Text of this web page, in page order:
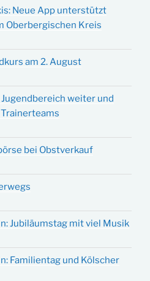
Neue App unterstützt
Oberbergischen Kreis
am 2. August
weiter und
bei Obstverkauf
Jubiläumstag mit viel Musik
Familientag und Kölscher